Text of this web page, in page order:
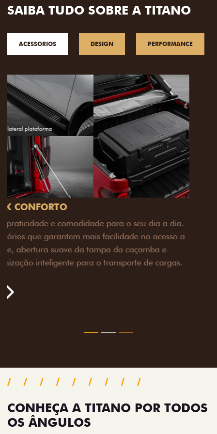
SAIBA TUDO SOBRE A TITANO
ACESSORIOS DESIGN PERFORMANCE
PACK OFF-ROAD
Prepare sua picape para qualquer desafio. O Pack
off-road combina engate de reboque para até 3,5
toneladas, alargadores de para-lamas e overbumper,
oferecendo mais capacidade de reboque, proteção
imponente para enfrentar qualquer terreno com
confiança.
Pack tecnologia
CONHEÇA A TITANO POR TODOS
OS ÂNGULOS